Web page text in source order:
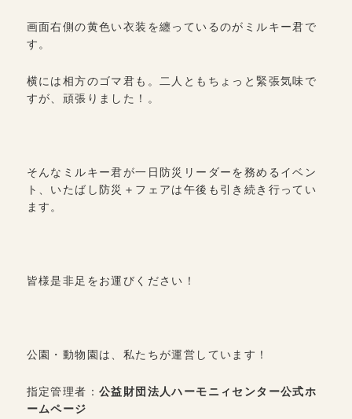
画面右側の黄色い衣装を纏っているのがミルキー君で
す。
横には相方のゴマ君も。二人ともちょっと緊張気味で
すが、頑張りました！。
そんなミルキー君が一日防災リーダーを務めるイベン
ト、いたばし防災＋フェアは午後も引き続き行ってい
ます。
皆様是非足をお運びください！
公園・動物園は、私たちが運営しています！
指定管理者： 公益財団法人ハーモニィセンター公式ホ
ームページ